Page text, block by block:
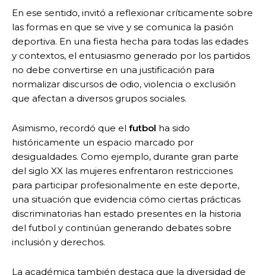
En ese sentido, invitó a reflexionar críticamente sobre
las formas en que se vive y se comunica la pasión
deportiva. En una fiesta hecha para todas las edades
y contextos, el entusiasmo generado por los partidos
no debe convertirse en una justificación para
normalizar discursos de odio, violencia o exclusión
que afectan a diversos grupos sociales.
Asimismo, recordó que el futbol ha sido
históricamente un espacio marcado por
desigualdades. Como ejemplo, durante gran parte
del siglo XX las mujeres enfrentaron restricciones
para participar profesionalmente en este deporte,
una situación que evidencia cómo ciertas prácticas
discriminatorias han estado presentes en la historia
del futbol y continúan generando debates sobre
inclusión y derechos.
La académica también destaca que la diversidad de